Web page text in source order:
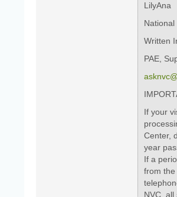
LilyAna
Written
PAE,
If your
Center,
year
If a
from
NVC,